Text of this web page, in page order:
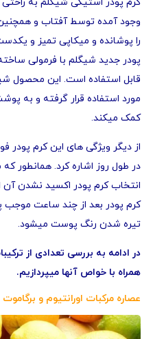
وجود آمده توسط آفتاب و
را پوشانده و میکاپی تمیز و
پودر جدید شیگلم با فرمولی
قابل استفاده است. این محصول
مورد استفاده قرار گرفته و به
کمک میکند.
از دیگر ویژگی های این کرم پودر
در طول روز اشاره کرد. همانطور
انتخاب کرم پودر اکسید نشدن
کرم پودر بعد از چند ساعت
تیره شدن رنگ پوست میشود.
در ادامه به بررسی تعدادی از
همراه با خواص آنها میپردازیم.
عصاره مرکبات اورانتیوم و